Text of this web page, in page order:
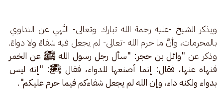
ويذكر الشيخ -عليه رحمة الله تبارك وتعالى- النَّهي عن التداوي
بالمحرمات، وأنَّ ما حرم الله -تعالى- لم يجعل فيه شفاءً ولا دواءً.
وذكر عن "وائل بن حجر: "سأل رجل رسول الله ﷺ عن الخمر
فنهاه عنها، فقال: إنما أصنعها للدواء، فقال ﷺ: "إنه ليس
بدواء ولكنه داء، وإن الله لم يجعل شفاءكم فيما حرم عليكم".